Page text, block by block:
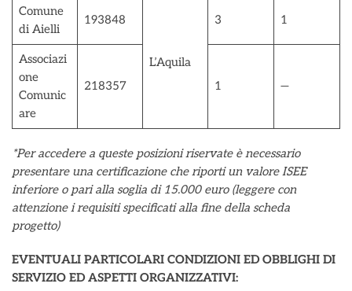
Comune
di Aielli
193848
L’Aquila
3 1
Associazi
one
Comunic
are
218357 1 —
*Per accedere a queste posizioni riservate è necessario
presentare una certificazione che riporti un valore ISEE
inferiore o pari alla soglia di 15.000 euro (leggere con
attenzione i requisiti specificati alla fine della scheda
progetto)
EVENTUALI PARTICOLARI CONDIZIONI ED OBBLIGHI DI
SERVIZIO ED ASPETTI ORGANIZZATIVI: